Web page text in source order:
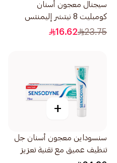
سيجنال معجون أسنان
كومبليت 8 نيتشر إليمنتس
بصودا الخبز 75مل
23.75
16.62
+
سنسوداين معجون أسنان جل
تنظيف عميق مع تقنية تعزيز